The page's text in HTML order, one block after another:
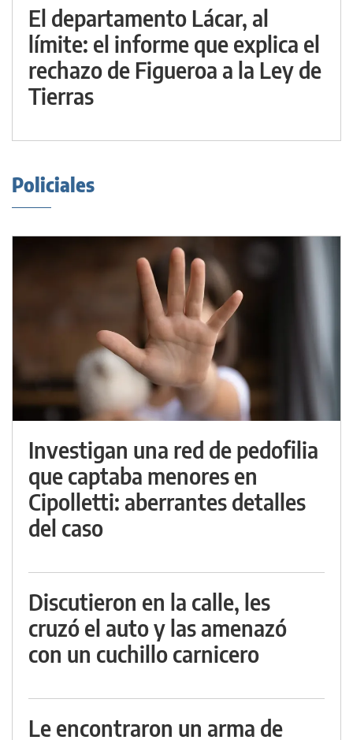
El departamento Lácar, al
límite: el informe que explica el
rechazo de Figueroa a la Ley de
Tierras
Policiales
Investigan una red de pedofilia
que captaba menores en
Cipolletti: aberrantes detalles
del caso
Discutieron en la calle, les
cruzó el auto y las amenazó
con un cuchillo carnicero
Le encontraron un arma de